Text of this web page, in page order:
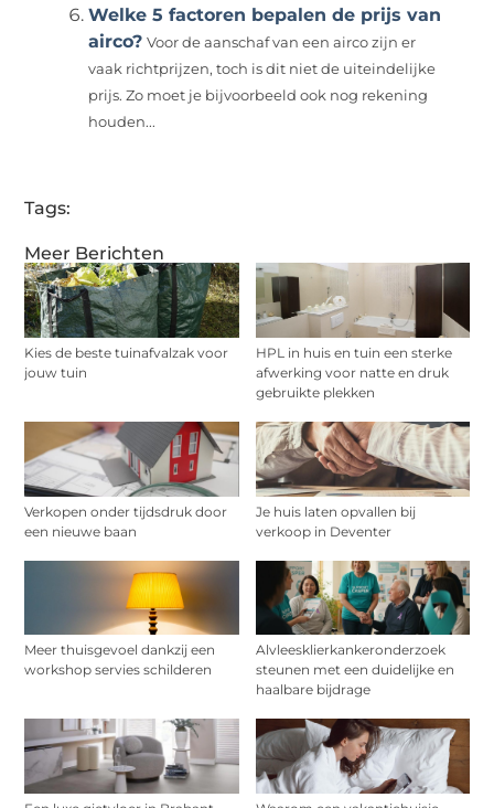
Meer Berichten
Kies de beste tuinafvalzak voor
jouw tuin
HPL in huis en tuin een sterke
afwerking voor natte en druk
gebruikte plekken
Verkopen onder tijdsdruk door
een nieuwe baan
Je huis laten opvallen bij
verkoop in Deventer
Meer thuisgevoel dankzij een
workshop servies schilderen
Alvleesklierkankeronderzoek
steunen met een duidelijke en
haalbare bijdrage
Welke 5 factoren bepalen de prijs van
airco? Voor de aanschaf van een airco zijn er
vaak richtprijzen, toch is dit niet de uiteindelijke
prijs. Zo moet je bijvoorbeeld ook nog rekening
houden...
Tags: